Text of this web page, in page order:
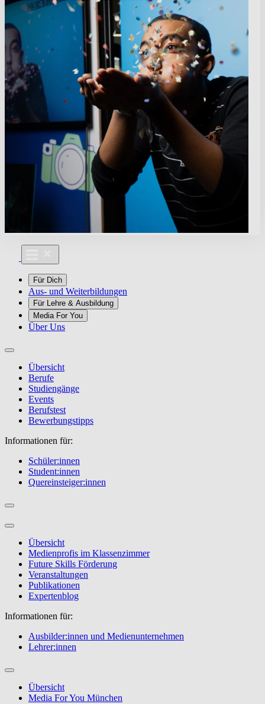
Für Dich
Aus- und Weiterbildungen
Für Lehre & Ausbildung
Media For You
Über Uns
Übersicht
Berufe
Studiengänge
Events
Berufstest
Bewerbungstipps
Informationen für:
Schüler:innen
Student:innen
Quereinsteiger:innen
Übersicht
Medienprofis im Klassenzimmer
Future Skills Förderung
Veranstaltungen
Publikationen
Expertenblog
Informationen für:
Ausbilder:innen und Medienunternehmen
Lehrer:innen
Übersicht
Media For You München